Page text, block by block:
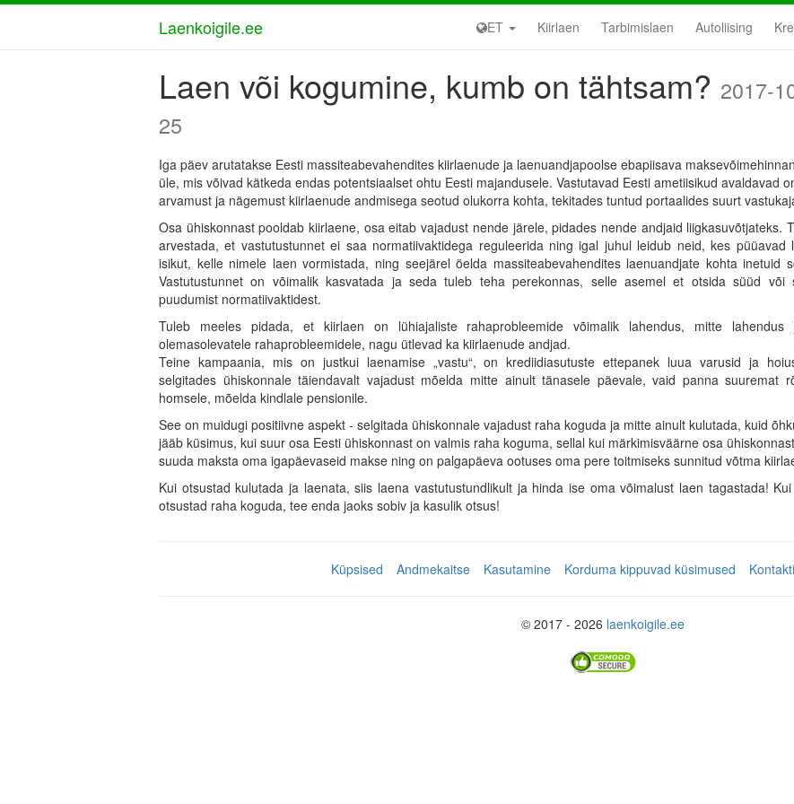
Laenkoigile.ee ET Kiirlaen Tarbimislaen Autoliising
Laen või kogumine, kumb on tähtsam? 2017-
25
Iga päev arutatakse Eesti massiteabevahendites kiirlaenude ja laenuandjapoolse ebapiisava
üle, mis võivad kätkeda endas potentsiaalset ohtu Eesti majandusele. Vastutavad Eesti ametiisikud avaldavad
arvamust ja nägemust kiirlaenude andmisega seotud olukorra kohta, tekitades tuntud portaalides suurt
Osa ühiskonnast pooldab kiirlaene, osa eitab vajadust nende järele, pidades nende andjaid liigkasuvõtjateks.
arvestada, et vastutustunnet ei saa normatiivaktidega reguleerida ning igal juhul leidub neid, kes püüavad
isikut, kelle nimele laen vormistada, ning seejärel öelda massiteabevahendites laenuandjate kohta inetuid
Vastutustunnet on võimalik kasvatada ja seda tuleb teha perekonnas, selle asemel et otsida süüd või
puudumist normatiivaktidest.
Tuleb meeles pidada, et kiirlaen on lühiajaliste rahaprobleemide võimalik lahendus, mitte lahendus
olemasolevatele rahaprobleemidele, nagu ütlevad ka kiirlaenude andjad.
Teine kampaania, mis on justkui laenamise „vastu“, on krediidiasutuste ettepanek luua varusid ja
selgitades ühiskonnale täiendavalt vajadust mõelda mitte ainult tänasele päevale, vaid panna suuremat
homsele, mõelda kindlale pensionile.
See on muidugi positiivne aspekt - selgitada ühiskonnale vajadust raha koguda ja mitte ainult kulutada, kuid
jääb küsimus, kui suur osa Eesti ühiskonnast on valmis raha koguma, sellal kui märkimisväärne osa
suuda maksta oma igapäevaseid makse ning on palgapäeva ootuses oma pere toitmiseks sunnitud võtma
Kui otsustad kulutada ja laenata, siis laena vastutustundlikult ja hinda ise oma võimalust laen tagastada!
otsustad raha koguda, tee enda jaoks sobiv ja kasulik otsus!
Küpsised Andmekaitse Kasutamine Korduma kippuvad küsimused
© 2017 - 2026 laenkoigile.ee